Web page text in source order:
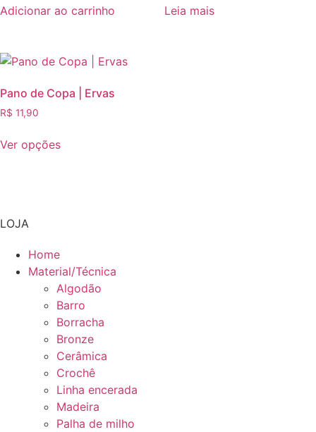
na
produto
original
atual
Adicionar ao carrinho Leia mais
Pano de Copa | Ervas
R$ 11,90
Ver opções
variantes.
opções
podem
escolhidas
LOJA
Home
Material/Técnica
Algodão
Barro
Borracha
Bronze
Cerâmica
Crochê
Linha encerada
Madeira
Palha de milho